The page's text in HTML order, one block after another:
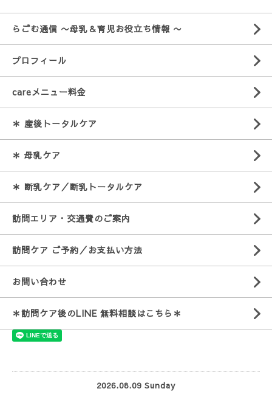
らごむ通信 〜母乳＆育児お役立ち情報 〜
プロフィール
careメニュー料金
＊ 産後トータルケア
＊ 母乳ケア
＊ 断乳ケア／断乳トータルケア
訪問エリア・交通費のご案内
訪問ケア ご予約／お支払い方法
お問い合わせ
＊訪問ケア後のLINE 無料相談はこちら＊
2026.08.09 Sunday